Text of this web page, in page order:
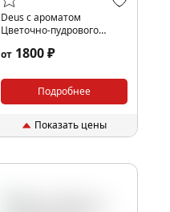
Deus с ароматом
Цветочно-пудрового
от 1800 ₽
Подробнее
Показать цены